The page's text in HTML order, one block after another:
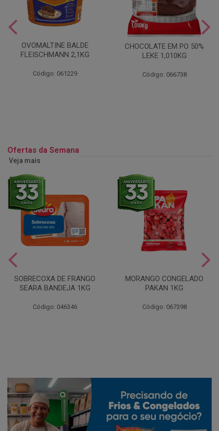
OVOMALTINE BALDE
FLEISCHMANN 2,1KG
Código: 061229
CHOCOLATE EM PO 50%
LEKE 1,010KG
Código: 066738
Ofertas da Semana
Veja mais
SOBRECOXA DE FRANGO
SEARA BANDEJA 1KG
Código: 046346
MORANGO CONGELADO
PAKAN 1KG
Código: 067398